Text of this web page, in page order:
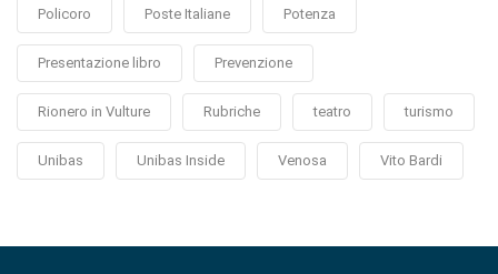
Policoro Poste Italiane Potenza
Presentazione libro Prevenzione
Rionero in Vulture Rubriche teatro turismo
Unibas Unibas Inside Venosa Vito Bardi